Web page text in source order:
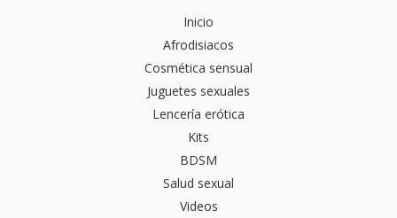
Inicio
Afrodisiacos
Cosmética sensual
Juguetes sexuales
Lencería erótica
Kits
BDSM
Salud sexual
Videos